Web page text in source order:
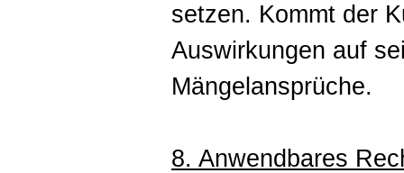
setzen. Kommt der
Auswirkungen auf
Mängelansprüche.
8. Anwendbares